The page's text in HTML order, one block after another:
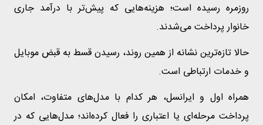
روزمره رسیده است؛ هزینه‌هایی که پیش‌تر با درآمد جاری
خانوار پرداخت می‌شدند.
حالا تازه‌ترین نشانه از همین روند، رسیدن قسط به قبض موبایل
و خدمات ارتباطی است.
همراه اول و ایرانسل، هر کدام با مدل‌های متفاوت، امکان
پرداخت مرحله‌ای یا اعتباری را فعال کرده‌اند؛ مدل‌هایی که در